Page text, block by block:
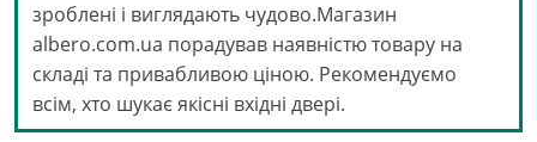
зроблені і виглядають чудово.Магазин
albero.com.ua порадував наявністю товару на
складі та привабливою ціною. Рекомендуємо
всім, хто шукає якісні вхідні двері.